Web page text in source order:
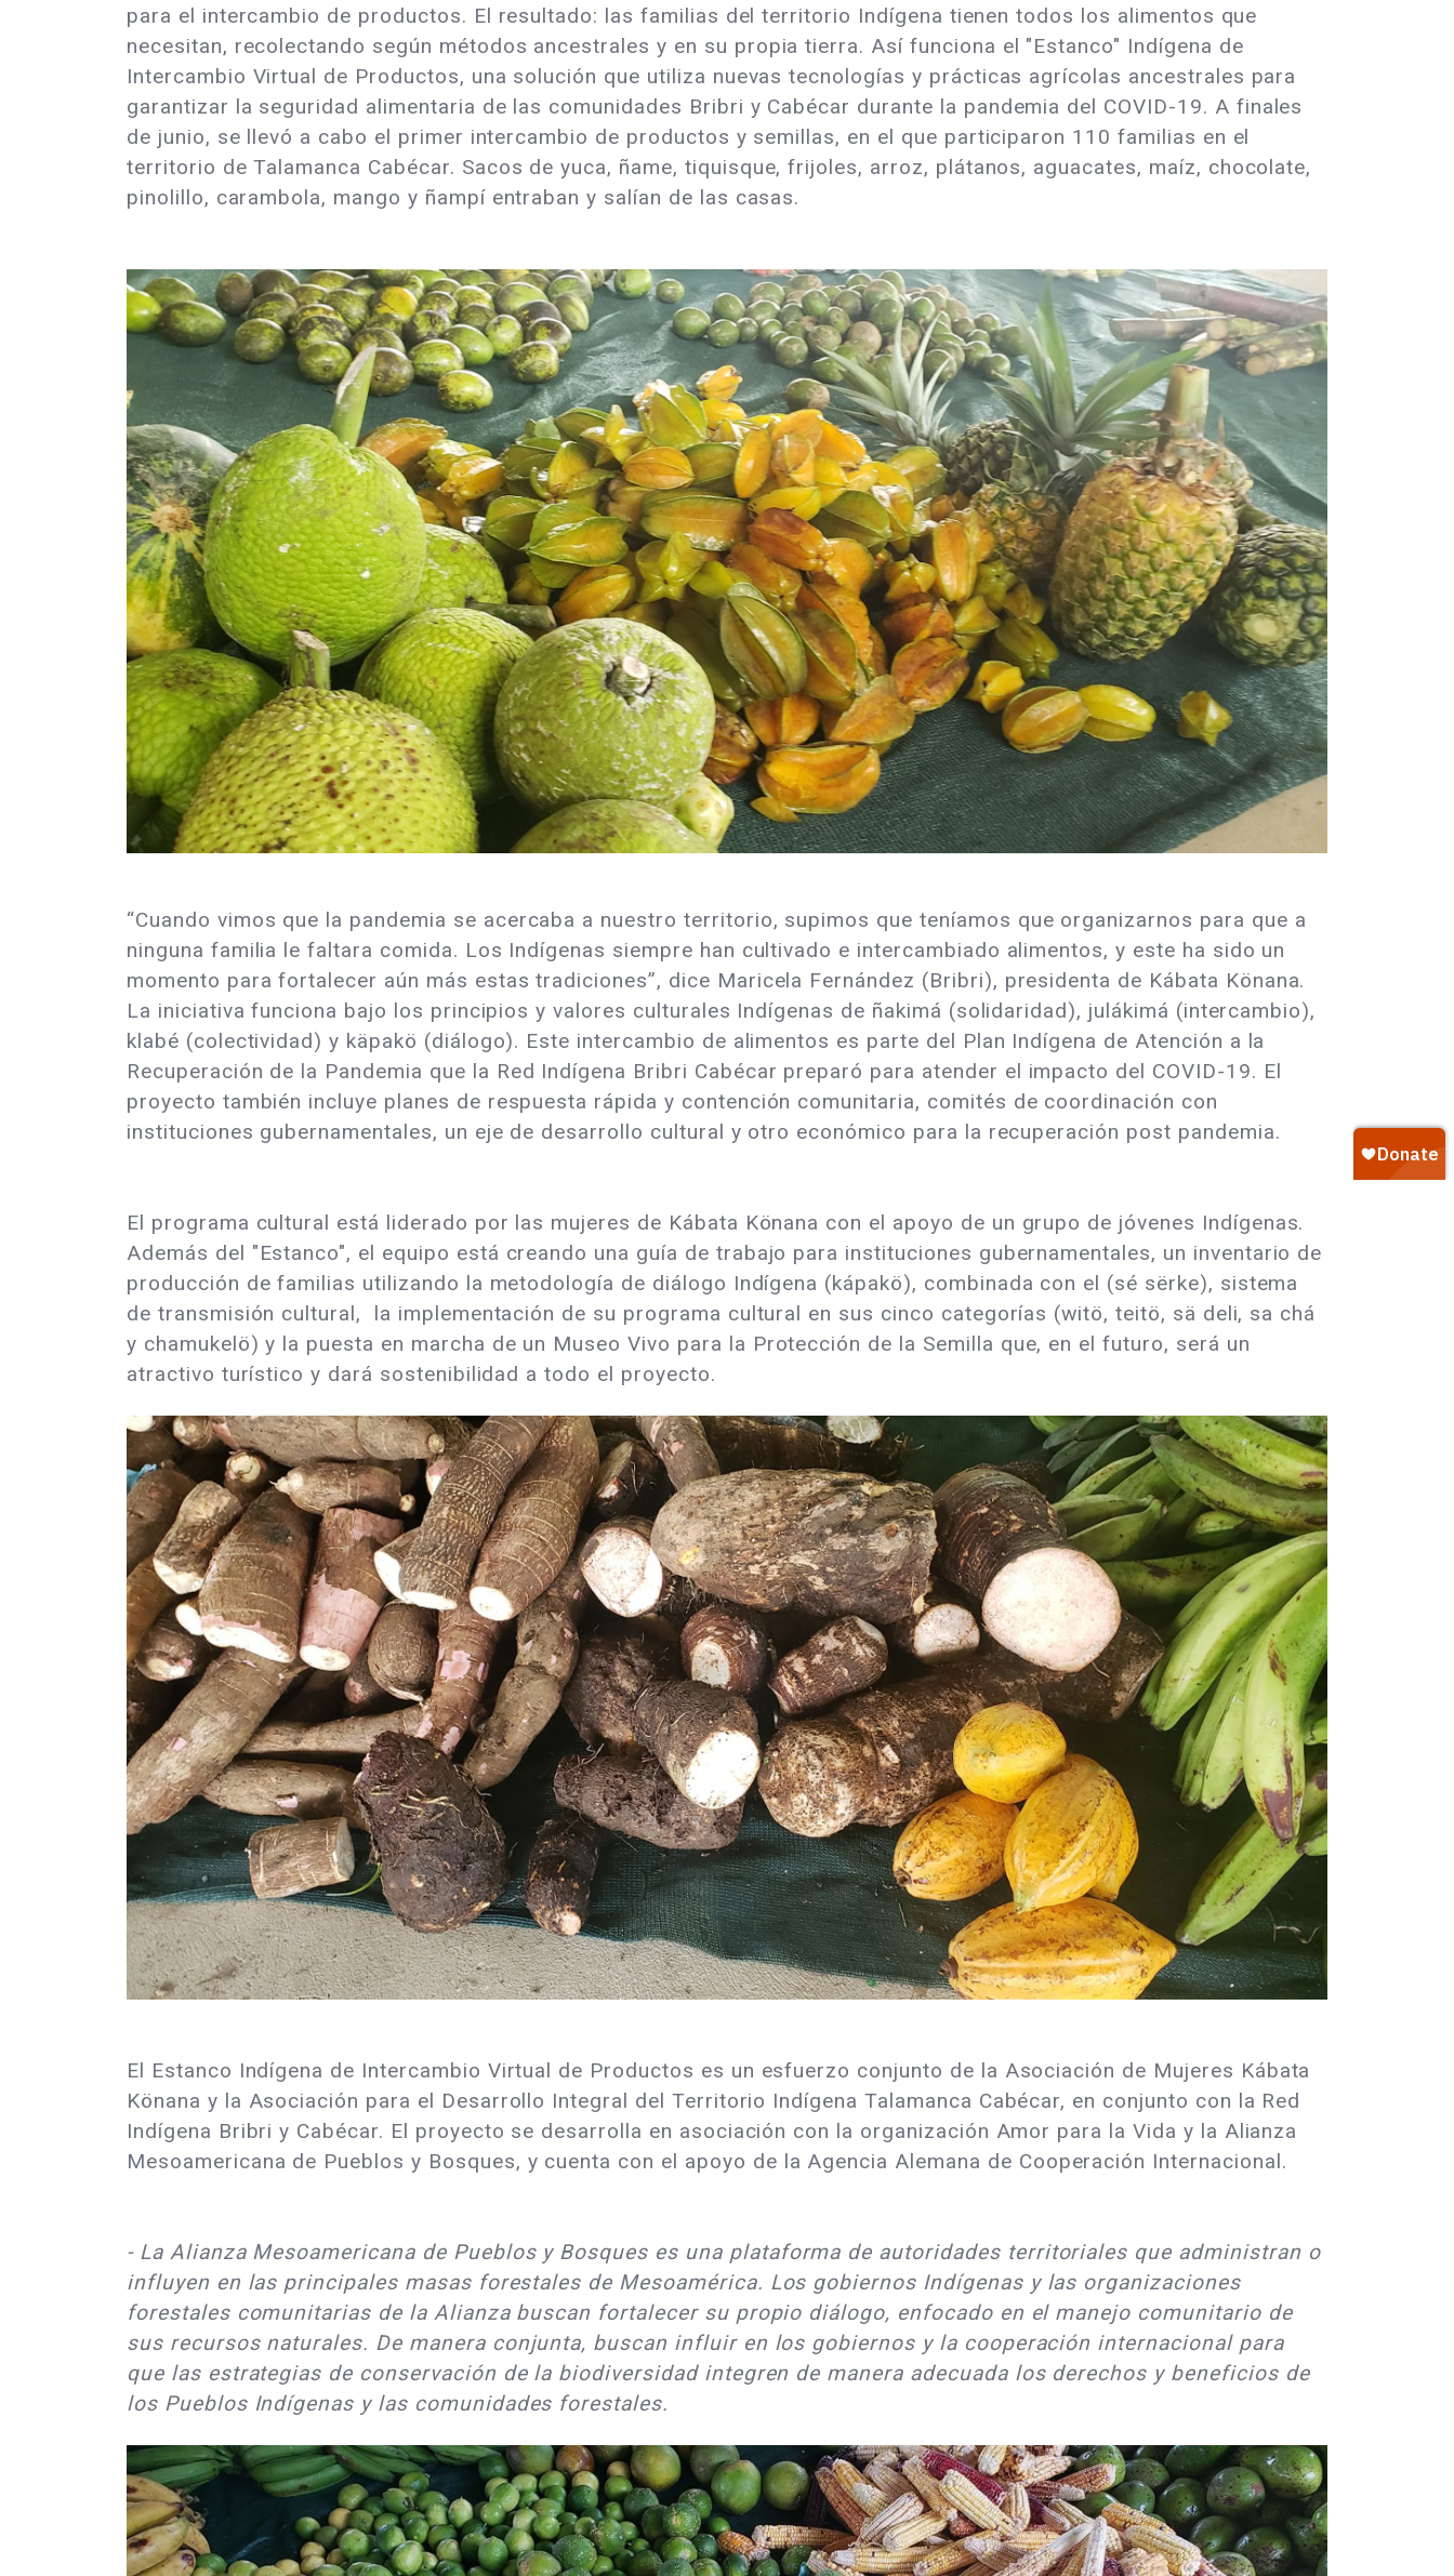
para el intercambio de productos. El resultado: las familias del territorio Indígena tienen todos los alimentos que
necesitan, recolectando según métodos ancestrales y en su propia tierra. Así funciona el "Estanco" Indígena de
Intercambio Virtual de Productos, una solución que utiliza nuevas tecnologías y prácticas agrícolas ancestrales para
garantizar la seguridad alimentaria de las comunidades Bribri y Cabécar durante la pandemia del COVID-19. A finales
de junio, se llevó a cabo el primer intercambio de productos y semillas, en el que participaron 110 familias en el
territorio de Talamanca Cabécar. Sacos de yuca, ñame, tiquisque, frijoles, arroz, plátanos, aguacates, maíz, chocolate,
pinolillo, carambola, mango y ñampí entraban y salían de las casas.
“Cuando vimos que la pandemia se acercaba a nuestro territorio, supimos que teníamos que organizarnos para que a
ninguna familia le faltara comida. Los Indígenas siempre han cultivado e intercambiado alimentos, y este ha sido un
momento para fortalecer aún más estas tradiciones”, dice Maricela Fernández (Bribri), presidenta de Kábata Könana.
La iniciativa funciona bajo los principios y valores culturales Indígenas de ñakimá (solidaridad), julákimá (intercambio),
klabé (colectividad) y käpakö (diálogo). Este intercambio de alimentos es parte del Plan Indígena de Atención a la
Recuperación de la Pandemia que la Red Indígena Bribri Cabécar preparó para atender el impacto del COVID-19. El
proyecto también incluye planes de respuesta rápida y contención comunitaria, comités de coordinación con
instituciones gubernamentales, un eje de desarrollo cultural y otro económico para la recuperación post pandemia.
El programa cultural está liderado por las mujeres de Kábata Könana con el apoyo de un grupo de jóvenes Indígenas.
Además del "Estanco", el equipo está creando una guía de trabajo para instituciones gubernamentales, un inventario de
producción de familias utilizando la metodología de diálogo Indígena (kápakö), combinada con el (sé sërke), sistema
de transmisión cultural, la implementación de su programa cultural en sus cinco categorías (witö, teitö, sä deli, sa chá
y chamukelö) y la puesta en marcha de un Museo Vivo para la Protección de la Semilla que, en el futuro, será un
atractivo turístico y dará sostenibilidad a todo el proyecto.
El Estanco Indígena de Intercambio Virtual de Productos es un esfuerzo conjunto de la Asociación de Mujeres Kábata
Könana y la Asociación para el Desarrollo Integral del Territorio Indígena Talamanca Cabécar, en conjunto con la Red
Indígena Bribri y Cabécar. El proyecto se desarrolla en asociación con la organización Amor para la Vida y la Alianza
Mesoamericana de Pueblos y Bosques, y cuenta con el apoyo de la Agencia Alemana de Cooperación Internacional.
- La Alianza Mesoamericana de Pueblos y Bosques es una plataforma de autoridades territoriales que administran o
influyen en las principales masas forestales de Mesoamérica. Los gobiernos Indígenas y las organizaciones
forestales comunitarias de la Alianza buscan fortalecer su propio diálogo, enfocado en el manejo comunitario de
sus recursos naturales. De manera conjunta, buscan influir en los gobiernos y la cooperación internacional para
que las estrategias de conservación de la biodiversidad integren de manera adecuada los derechos y beneficios de
los Pueblos Indígenas y las comunidades forestales.